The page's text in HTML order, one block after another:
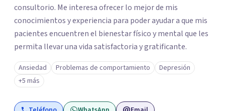
consultorio. Me interesa ofrecer lo mejor de mis
conocimientos y experiencia para poder ayudar a que mis
pacientes encuentren el bienestar físico y mental que les
permita llevar una vida satisfactoria y gratificante.
Ansiedad Problemas de comportamiento
Depresión
+5 más